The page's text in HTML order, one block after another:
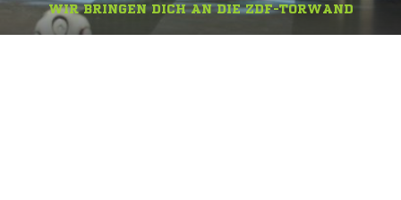
WIR BRINGEN DICH AN DIE ZDF-TORWAND